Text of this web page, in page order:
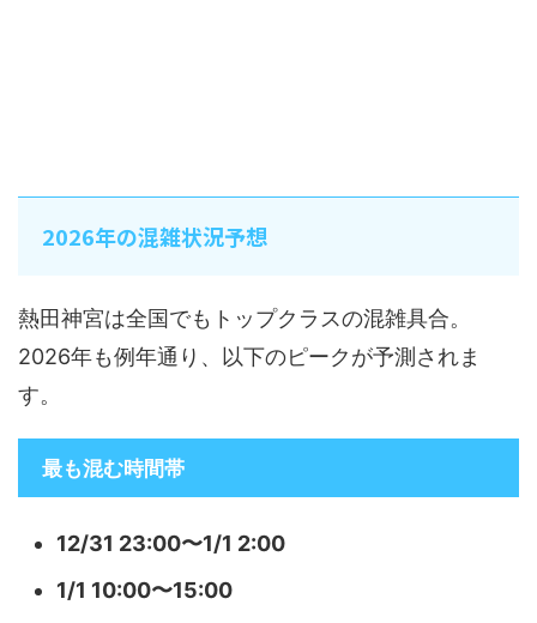
2026年の混雑状況予想
熱田神宮は全国でもトップクラスの混雑具合。
2026年も例年通り、以下のピークが予測されま
す。
最も混む時間帯
12/31 23:00〜1/1 2:00
1/1 10:00〜15:00